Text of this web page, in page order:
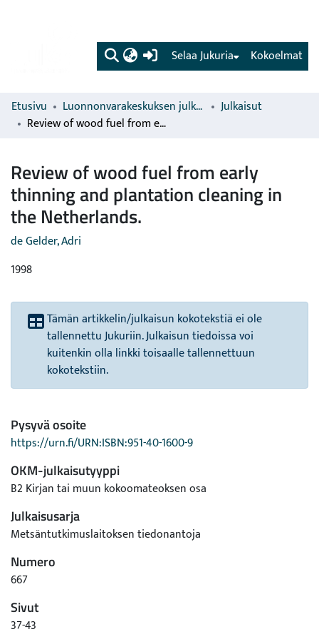
(current) Kokoelmat
Selaa Jukuria
Etusivu Luonnonvarakeskuksen julkaisut
Julkaisut
Review of wood fuel from early thinning and plantation cleaning in the Netherlands.
Review of wood fuel from early
thinning and plantation cleaning in
the Netherlands.
de Gelder, Adri
1998
Tämän artikkelin/julkaisun kokotekstiä ei ole
tallennettu Jukuriin. Julkaisun tiedoissa voi
kuitenkin olla linkki toisaalle tallennettuun
kokotekstiin.
Pysyvä osoite
https://urn.fi/URN:ISBN:951-40-1600-9
OKM-julkaisutyyppi
B2 Kirjan tai muun kokoomateoksen osa
Julkaisusarja
Metsäntutkimuslaitoksen tiedonantoja
Numero
667
Sivut
37-43